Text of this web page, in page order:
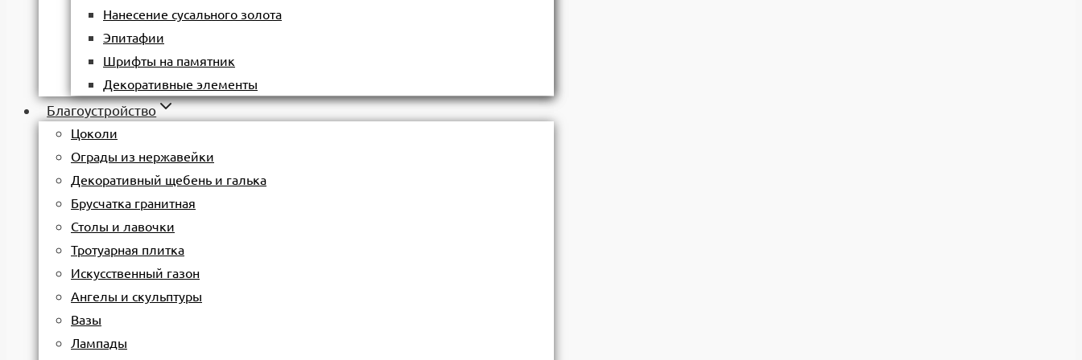
Нанесение сусального золота
Эпитафии
Шрифты на памятник
Декоративные элементы
Благоустройство
Цоколи
Ограды из нержавейки
Декоративный щебень и галька
Брусчатка гранитная
Столы и лавочки
Тротуарная плитка
Искусственный газон
Ангелы и скульптуры
Вазы
Лампады